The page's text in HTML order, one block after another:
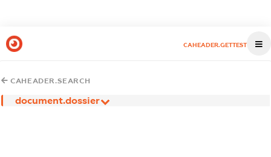
CAHEADER.GETTEST
CAHEADER.SEARCH
document.dossier